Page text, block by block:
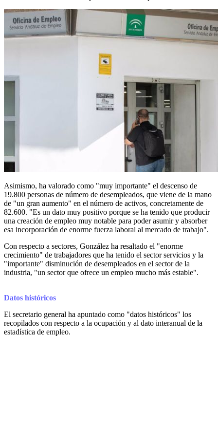
Asimismo, ha valorado como "muy importante" el descenso de
19.800 personas de número de desempleados, que viene de la mano
de "un gran aumento" en el número de activos, concretamente de
82.600. "Es un dato muy positivo porque se ha tenido que producir
una creación de empleo muy notable para poder asumir y absorber
esa incorporación de enorme fuerza laboral al mercado de trabajo".
Con respecto a sectores, González ha resaltado el "enorme
crecimiento" de trabajadores que ha tenido el sector servicios y la
"importante" disminución de desempleados en el sector de la
industria, "un sector que ofrece un empleo mucho más estable".
Datos históricos
El secretario general ha apuntado como "datos históricos" los
recopilados con respecto a la ocupación y al dato interanual de la
estadística de empleo.